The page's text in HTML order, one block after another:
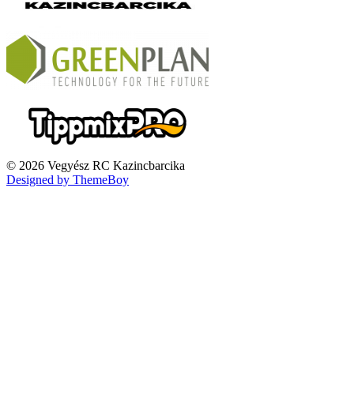
© 2026 Vegyész RC Kazincbarcika
Designed by ThemeBoy